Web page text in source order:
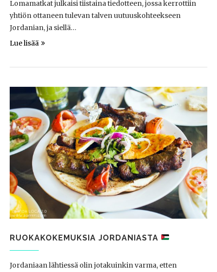
Lomamatkat julkaisi tiistaina tiedotteen, jossa kerrottiin
yhtiön ottaneen tulevan talven uutuuskohteekseen
Jordanian, ja siellä…
Lue lisää
RUOKAKOKEMUKSIA JORDANIASTA
Jordaniaan lähtiessä olin jotakuinkin varma, etten